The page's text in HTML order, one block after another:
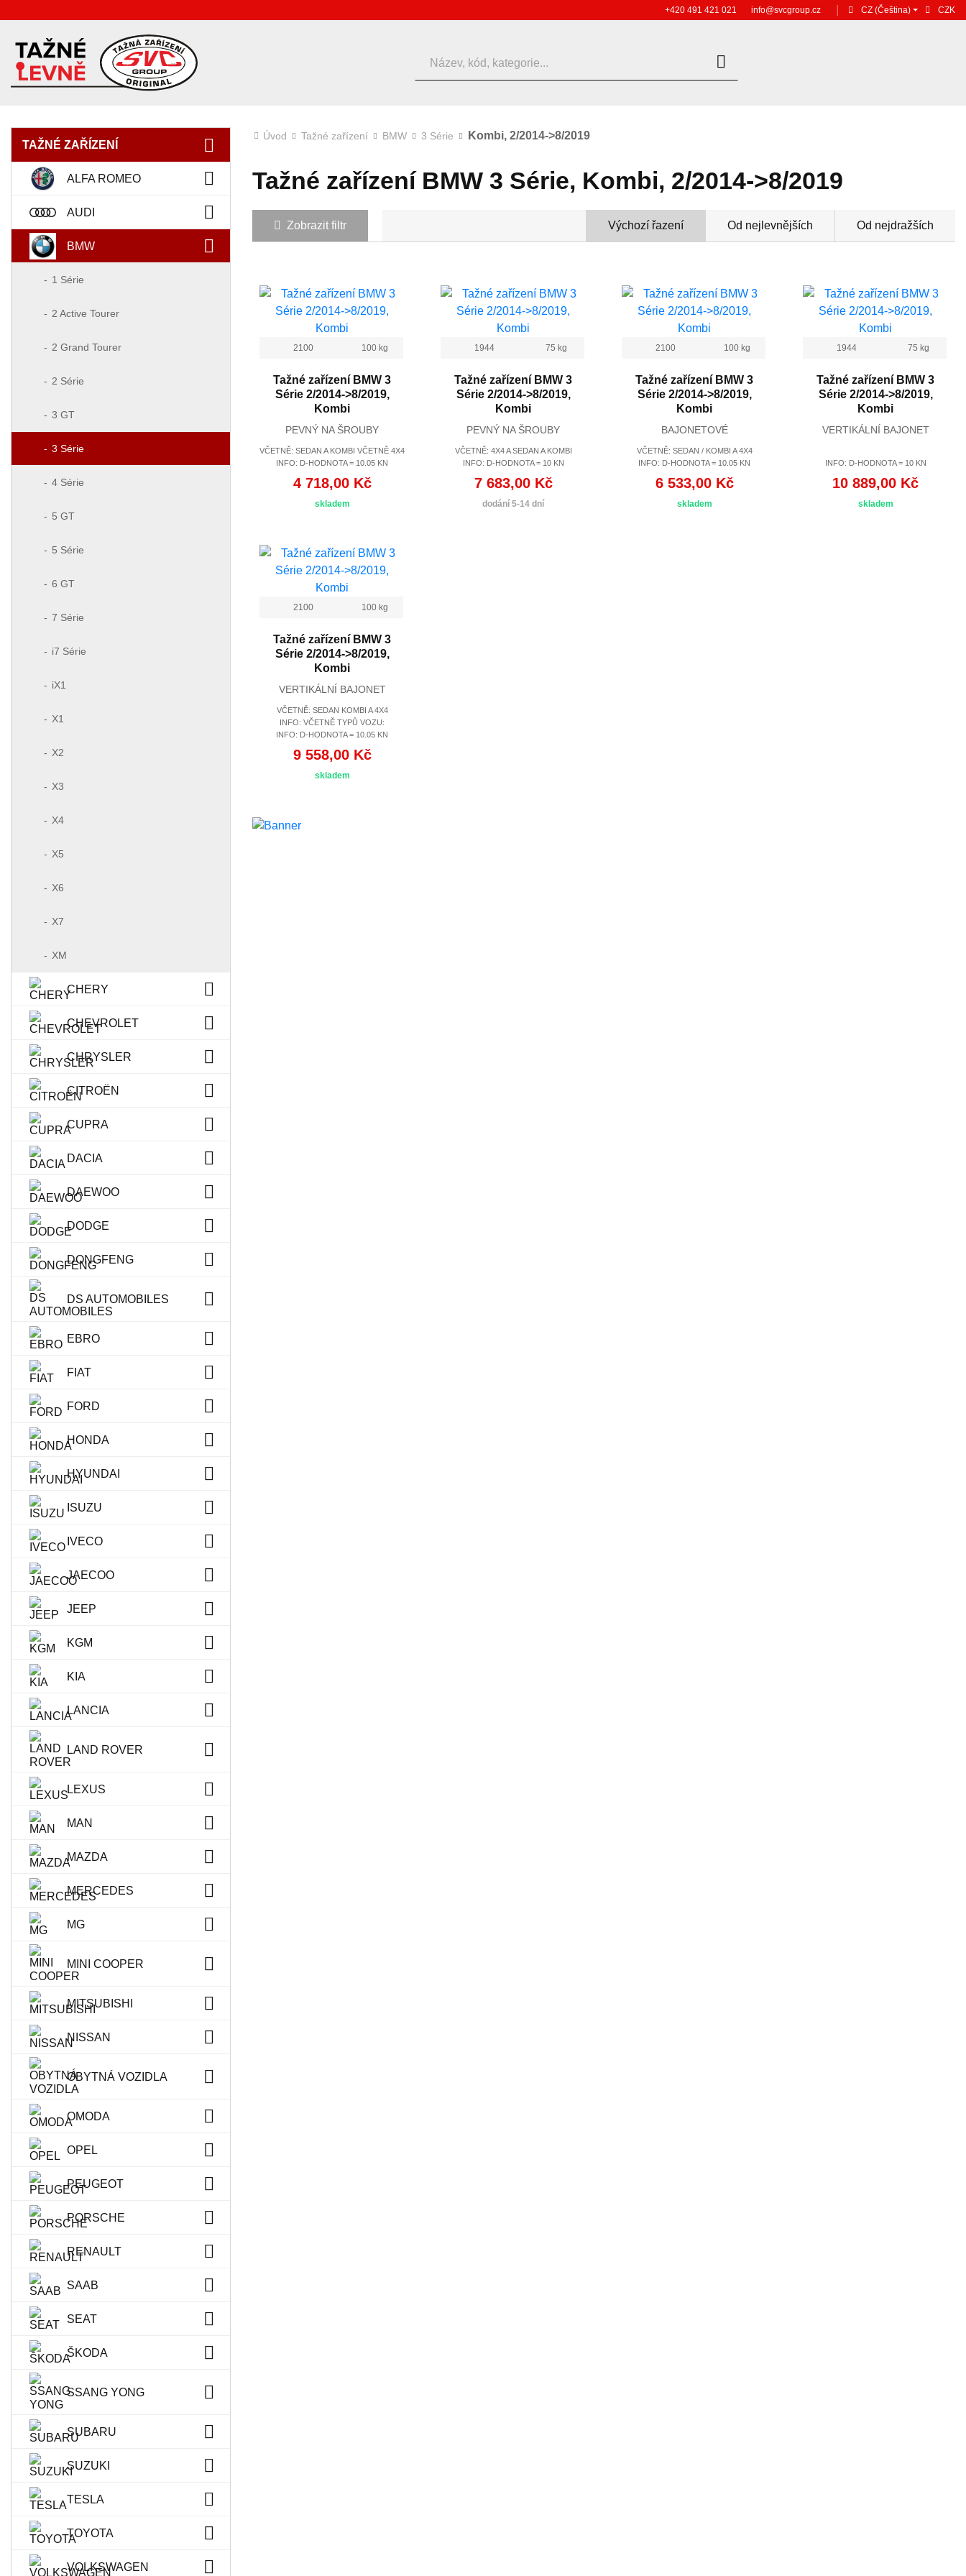
+420 491 421 021 info@svcgroup.cz CZ (Čeština) CZK
TAŽNÉ ZAŘÍZENÍ
ALFA ROMEO
AUDI
BMW
1 Série
2 Active Tourer
2 Grand Tourer
2 Série
3 GT
3 Série
4 Série
5 GT
5 Série
6 GT
7 Série
i7 Série
iX1
X1
X2
X3
X4
X5
X6
X7
XM
CHERY
CHEVROLET
CHRYSLER
CITROËN
CUPRA
DACIA
DAEWOO
DODGE
DONGFENG
DS AUTOMOBILES
EBRO
FIAT
FORD
HONDA
HYUNDAI
ISUZU
IVECO
JAECOO
JEEP
KGM
KIA
LANCIA
LAND ROVER
LEXUS
MAN
MAZDA
MERCEDES
MG
MINI COOPER
MITSUBISHI
NISSAN
OBYTNÁ VOZIDLA
OMODA
OPEL
PEUGEOT
PORSCHE
RENAULT
SAAB
SEAT
ŠKODA
SSANG YONG
SUBARU
SUZUKI
TESLA
TOYOTA
VOLKSWAGEN
Úvod Tažné zařízení BMW 3 Série Kombi, 2/2014->8/2019
Tažné zařízení BMW 3 Série, Kombi, 2/2014->8/2019
Zobrazit filtr Výchozí řazení Od nejlevnějších Od nejdražších
2100 100 kg
Tažné zařízení BMW 3
Série 2/2014->8/2019,
Kombi
PEVNÝ NA ŠROUBY
VČETNĚ: SEDAN A KOMBI VČETNĚ 4X4
INFO: D-HODNOTA = 10.05 KN
4 718,00 Kč
skladem
1944 75 kg
Tažné zařízení BMW 3
Série 2/2014->8/2019,
Kombi
PEVNÝ NA ŠROUBY
VČETNĚ: 4X4 A SEDAN A KOMBI
INFO: D-HODNOTA = 10 KN
7 683,00 Kč
dodání 5-14 dní
2100 100 kg
Tažné zařízení BMW 3
Série 2/2014->8/2019,
Kombi
BAJONETOVÉ
VČETNĚ: SEDAN / KOMBI A 4X4
INFO: D-HODNOTA = 10.05 KN
6 533,00 Kč
skladem
1944 75 kg
Tažné zařízení BMW 3
Série 2/2014->8/2019,
Kombi
VERTIKÁLNÍ BAJONET
INFO: D-HODNOTA = 10 KN
10 889,00 Kč
skladem
2100 100 kg
Tažné zařízení BMW 3
Série 2/2014->8/2019,
Kombi
VERTIKÁLNÍ BAJONET
VČETNĚ: SEDAN KOMBI A 4X4
INFO: VČETNĚ TYPŮ VOZU:
INFO: D-HODNOTA = 10.05 KN
9 558,00 Kč
skladem